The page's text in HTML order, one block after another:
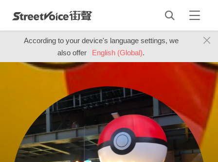
According to your device's language settings, we
also offer
English (Global).